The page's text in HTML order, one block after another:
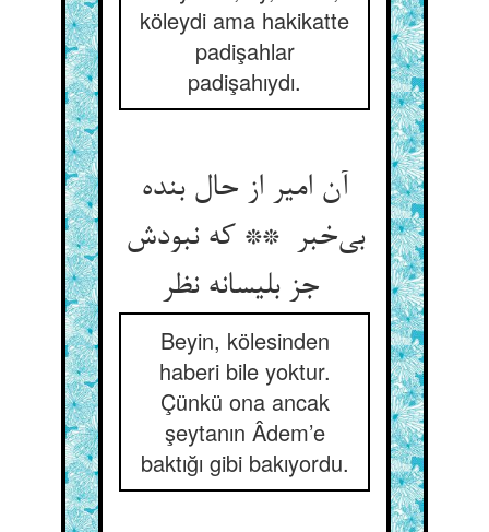
köleydi ama hakikatte
padişahlar
padişahıydı.
آن امیر از حال بنده
بی‌خبر ** که نبودش
Beyin, kölesinden
haberi bile yoktur.
Çünkü ona ancak
şeytanın Âdem’e
baktığı gibi bakıyordu.